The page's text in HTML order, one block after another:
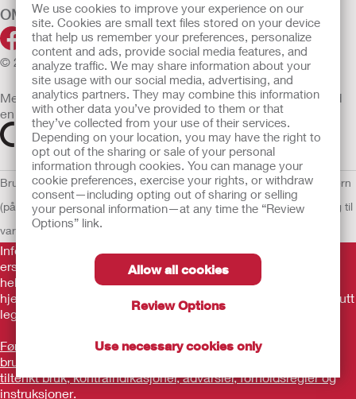
We use cookies to improve your experience on our
site. Cookies are small text files stored on your device
that help us remember your preferences, personalize
content and ads, provide social media features, and
analyze traffic. We may share information about your
site usage with our social media, advertising, and
analytics partners. They may combine this information
with other data you’ve provided to them or that
they’ve collected from your use of their services.
Depending on your location, you may have the right to
opt out of the sharing or sale of your personal
information through cookies. You can manage your
cookie preferences, exercise your rights, or withdraw
consent—including opting out of sharing or selling
your personal information—at any time the “Review
Options” link.
Allow all cookies
Review Options
Use necessary cookies only
OM OSS
© 2026 Hollister Incorporated
Medisinsk utstyr som selges i EU er etter behov merket med
en av følgende symboler
BruksvilkårRetningslinjer for personvernRetningslinjer for personvern
(på engelsk)Informasjonskapsler Åpenhetslov Erklæring EU Varsling til
varslere
Informasjonen her er ikke legehjelp, og er ikke ment som
erstatning for råd fra lege eller annen leverandør av
helsetjenester. Denne informasjonen skal ikke brukes som
hjelp ved behov for akutt legehjelp. Hvis du har behov for akutt
legehjelp, må du straks oppsøke behandling personlig.
Før produktet tas i bruk, må du lese gjennom
brukerveiledningen og merke deg informasjon som gjelder
tiltenkt bruk, kontraindikasjoner, advarsler, forholdsregler og
instruksjoner.